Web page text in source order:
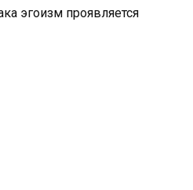
эгоизм проявляется